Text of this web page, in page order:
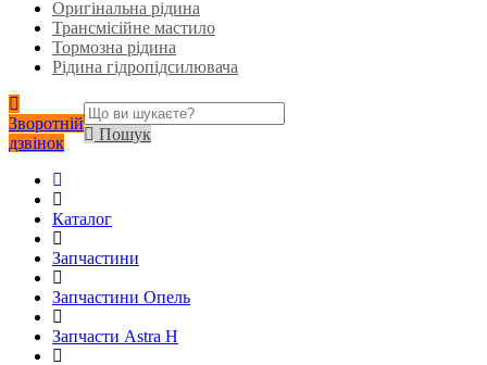
Оригінальна рідина
Трансмісійне мастило
Тормозна рідина
Рідина гідропідсилювача
Зворотній
дзвінок
Пошук
Каталог
Запчастини
Запчастини Опель
Запчасти Astra H